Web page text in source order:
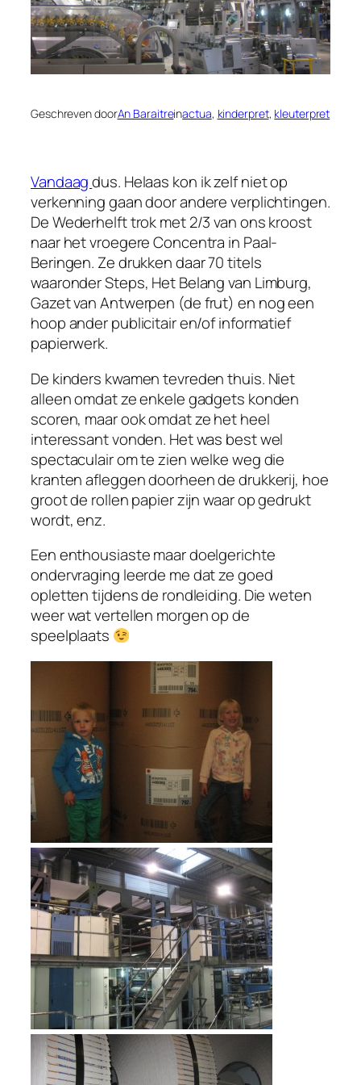
Geschreven doorAn Baraitreinactua, kinderpret, kleuterpret
Vandaagdus. Helaas kon ik zelf niet op
verkenning gaan door andere verplichtingen.
De Wederhelft trok met 2/3 van ons kroost
naar het vroegere Concentra in Paal-
Beringen. Ze drukken daar 70 titels
waaronder Steps, Het Belang van Limburg,
Gazet van Antwerpen (defrut) en nog een
hoop ander publicitair en/of informatief
papierwerk.
De kinders kwamen tevreden thuis. Niet
alleen omdat ze enkele gadgets konden
scoren, maar ook omdat ze het heel
interessant vonden. Het was best wel
spectaculair om te zien welke weg die
kranten afleggen doorheen de drukkerij, hoe
groot de rollen papier zijn waar op gedrukt
wordt, enz.
Een enthousiaste maar doelgerichte
ondervraging leerde me dat ze goed
opletten tijdens de rondleiding. Die weten
weer wat vertellen morgen op de
speelplaats